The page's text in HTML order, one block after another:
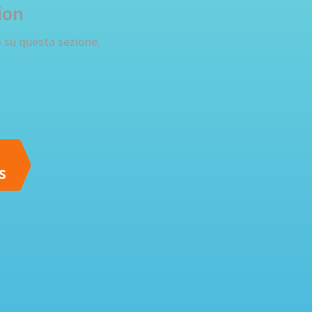
questa sezione.